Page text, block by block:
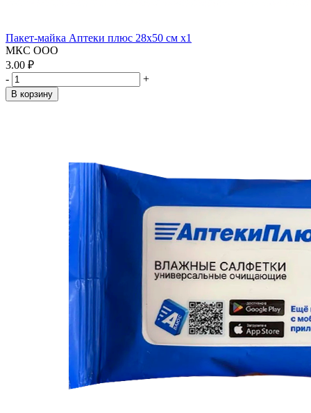
Пакет-майка Аптеки плюс 28х50 см x1
МКС ООО
3.00 ₽
-
+
В корзину